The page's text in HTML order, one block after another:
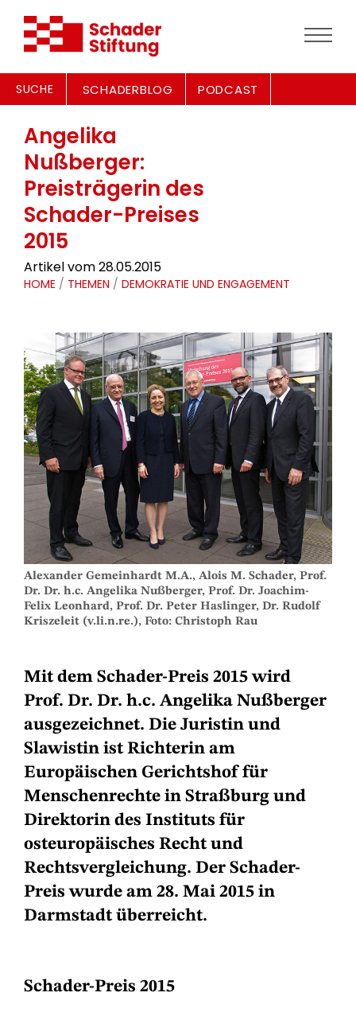
SUCHE SCHADERBLOG PODCAST
Angelika
Nußberger:
Preisträgerin des
Schader-Preises
2015
Artikel vom 28.05.2015
HOME / THEMEN / DEMOKRATIE UND ENGAGEMENT
Alexander Gemeinhardt M.A., Alois M. Schader, Prof.
Dr. Dr. h.c. Angelika Nußberger, Prof. Dr. Joachim-
Felix Leonhard, Prof. Dr. Peter Haslinger, Dr. Rudolf
Kriszeleit (v.li.n.re.), Foto: Christoph Rau
Mit dem Schader-Preis 2015 wird
Prof. Dr. Dr. h.c. Angelika Nußberger
ausgezeichnet. Die Juristin und
Slawistin ist Richterin am
Europäischen Gerichtshof für
Menschenrechte in Straßburg und
Direktorin des Instituts für
osteuropäisches Recht und
Rechtsvergleichung. Der Schader-
Preis wurde am 28. Mai 2015 in
Darmstadt überreicht.
Schader-Preis 2015